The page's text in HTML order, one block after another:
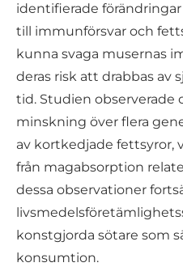
identifierade
till immunförsvar och
kunna svaga musernas
deras risk att drabbas av
tid. Studien observerade
minskning över flera
av kortkedjade fettsyror,
från magabsorption
dessa observationer
konstgjorda sötare som
konsumtion.